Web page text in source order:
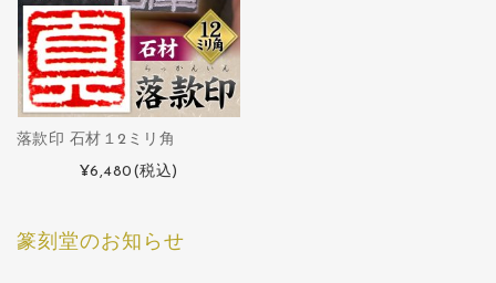
落款印 石材１2ミリ角
¥6,480 (税込)
篆刻堂のお知らせ